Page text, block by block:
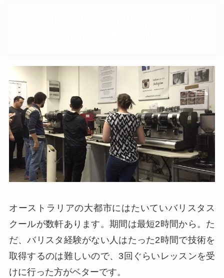
オーストラリアの大都市にはたいていバリスタス
クールが数軒あります。期間は最短2時間から。た
だ、バリスタ経験がない人はたった2時間で技術を
取得するのは難しいので、3回ぐらいレッスンを受
けに行った方がベターです。